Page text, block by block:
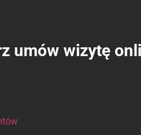
umów wizytę